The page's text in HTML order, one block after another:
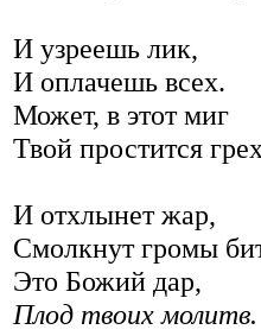
И узреешь лик,
И оплачешь всех.
Может, в этот миг
Твой простится
И отхлынет жар,
Смолкнут громы
Это Божий дар,
Плод твоих молитв.